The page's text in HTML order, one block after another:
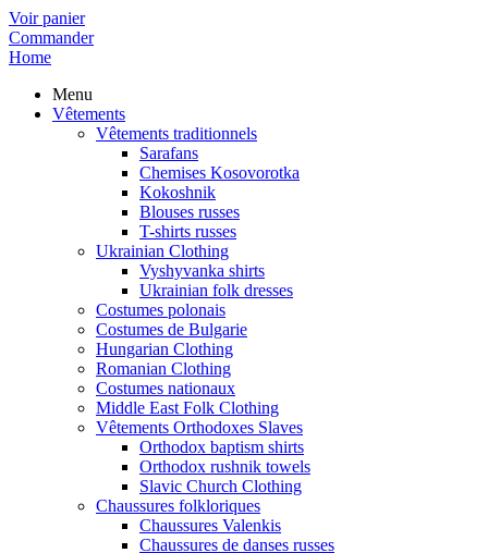
Voir panier
Commander
Home
Menu
Vêtements
Vêtements traditionnels
Sarafans
Chemises Kosovorotka
Kokoshnik
Blouses russes
T-shirts russes
Ukrainian Clothing
Vyshyvanka shirts
Ukrainian folk dresses
Costumes polonais
Costumes de Bulgarie
Hungarian Clothing
Romanian Clothing
Costumes nationaux
Middle East Folk Clothing
Vêtements Orthodoxes Slaves
Orthodox baptism shirts
Orthodox rushnik towels
Slavic Church Clothing
Chaussures folkloriques
Chaussures Valenkis
Chaussures de danses russes